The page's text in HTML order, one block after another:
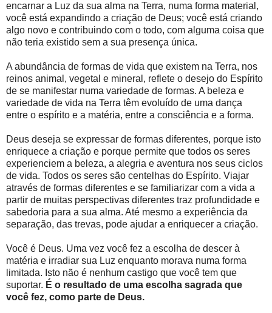
encarnar a Luz da sua alma na Terra, numa forma material,
você está expandindo a criação de Deus; você está criando
algo novo e contribuindo com o todo, com alguma coisa que
não teria existido sem a sua presença única.
A abundância de formas de vida que existem na Terra, nos
reinos animal, vegetal e mineral, reflete o desejo do Espírito
de se manifestar numa variedade de formas. A beleza e
variedade de vida na Terra têm evoluído de uma dança
entre o espírito e a matéria, entre a consciência e a forma.
Deus deseja se expressar de formas diferentes, porque isto
enriquece a criação e porque permite que todos os seres
experienciem a beleza, a alegria e aventura nos seus ciclos
de vida. Todos os seres são centelhas do Espírito. Viajar
através de formas diferentes e se familiarizar com a vida a
partir de muitas perspectivas diferentes traz profundidade e
sabedoria para a sua alma. Até mesmo a experiência da
separação, das trevas, pode ajudar a enriquecer a criação.
Você é Deus. Uma vez você fez a escolha de descer à
matéria e irradiar sua Luz enquanto morava numa forma
limitada. Isto não é nenhum castigo que você tem que
suportar. É o resultado de uma escolha sagrada que
você fez, como parte de Deus.